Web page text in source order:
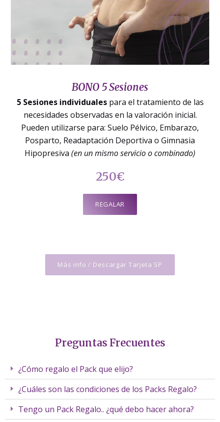
BONO 5 Sesiones
5 Sesiones individualespara el tratamiento de las
necesidades observadas en la valoración inicial.
Pueden utilizarse para: Suelo Pélvico, Embarazo,
Posparto, Readaptación Deportiva o Gimnasia
Hipopresiva (en un mismo servicio o combinado)
250€
REGALAR
Más info / Descargar Tarjeta SP
Preguntas Frecuentes
¿Cómo regalo el Pack que elijo?
¿Cuáles son las condiciones de los Packs Regalo?
Tengo un Pack Regalo.. ¿qué debo hacer ahora?